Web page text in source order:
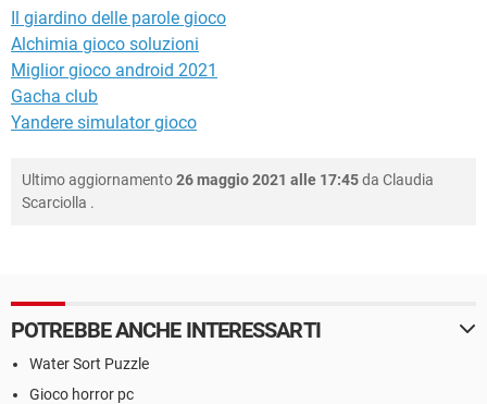
Il giardino delle parole gioco
Alchimia gioco soluzioni
Miglior gioco android 2021
Gacha club
Yandere simulator gioco
Ultimo aggiornamento26 maggio 2021 alle 17:45da Claudia
Scarciolla .
POTREBBE ANCHE INTERESSARTI
Water Sort Puzzle
Gioco horror pc